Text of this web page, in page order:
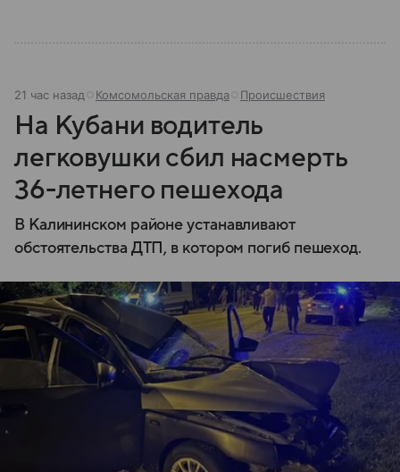
21 час назад Комсомольская правда Происшествия
На Кубани водитель
легковушки сбил насмерть
36-летнего пешехода
В Калининском районе устанавливают
обстоятельства ДТП, в котором погиб пешеход.